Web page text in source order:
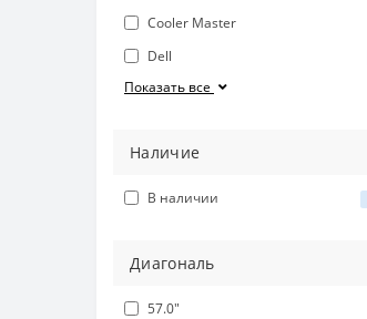
Cooler Master
Dell
Показать все
Наличие
В наличии
Диагональ
57.0"